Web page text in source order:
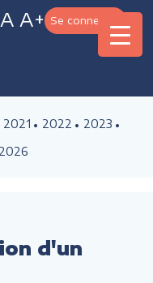
A A+ Se connecter
2021 2022
2023
2026
d'un